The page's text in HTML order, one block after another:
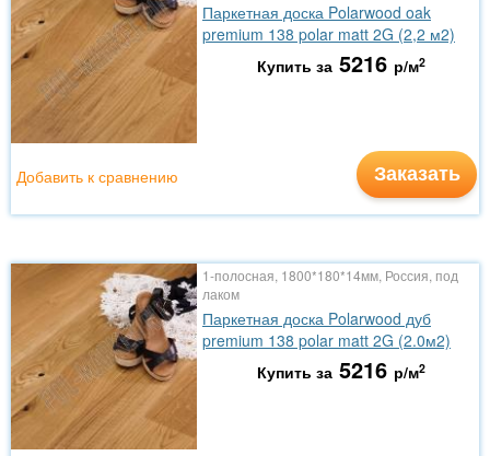
Паркетная доска Polarwood oak
premium 138 polar matt 2G (2,2 м2)
Купить за 5216 р/м2
Заказать
Добавить к сравнению
1-полосная, 1800*180*14мм, Россия, под
лаком
Паркетная доска Polarwood дуб
premium 138 polar matt 2G (2.0м2)
Купить за 5216 р/м2